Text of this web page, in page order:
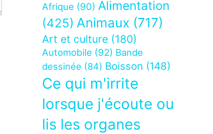
Afrique (90) Alimentation
(425) Animaux (717)
Art et culture (180)
Automobile (92) Bande
dessinée (84) Boisson (148)
Ce qui m'irrite
lorsque j'écoute ou
lis les organes